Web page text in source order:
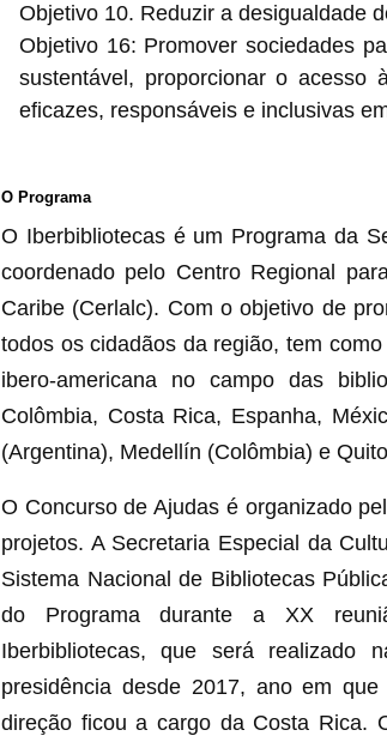
Objetivo 10. Reduzir a desigualdade
Objetivo 16: Promover sociedades
sustentável, proporcionar o acesso
eficazes, responsáveis e inclusivas
O Programa
O Iberbibliotecas é um Programa da
coordenado pelo Centro Regional
Caribe (Cerlalc). Com o objetivo de
todos os cidadãos da região, tem
ibero-americana no campo das
Colômbia, Costa Rica, Espanha,
(Argentina), Medellín (Colômbia) e
O Concurso de Ajudas é organizado
projetos. A Secretaria Especial da
Sistema Nacional de Bibliotecas
do Programa durante a XX
Iberbibliotecas, que será
presidência desde 2017, ano em
direção ficou a cargo da Costa Rica.